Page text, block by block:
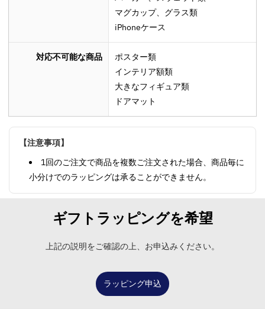
マグカップ、グラス類
iPhoneケース
対応不可能な商品
ポスター類
インテリア額類
大きなフィギュア類
ドアマット
【注意事項】
1回のご注文で商品を複数ご注文された場合、商品毎に
小分けでのラッピングは承ることができません。
ギフトラッピングを希望
上記の説明をご確認の上、お申込みください。
ラッピング申込